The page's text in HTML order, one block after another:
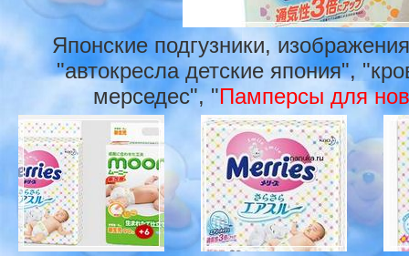
Японские подгузники,
"автокресла детские япония",
мерседес", "Памперсы для